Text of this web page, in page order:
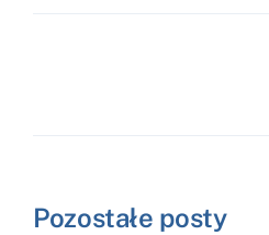
Pozostałe posty